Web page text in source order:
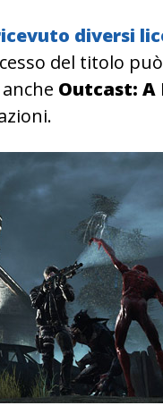
diversi
del titolo
Outcast: A